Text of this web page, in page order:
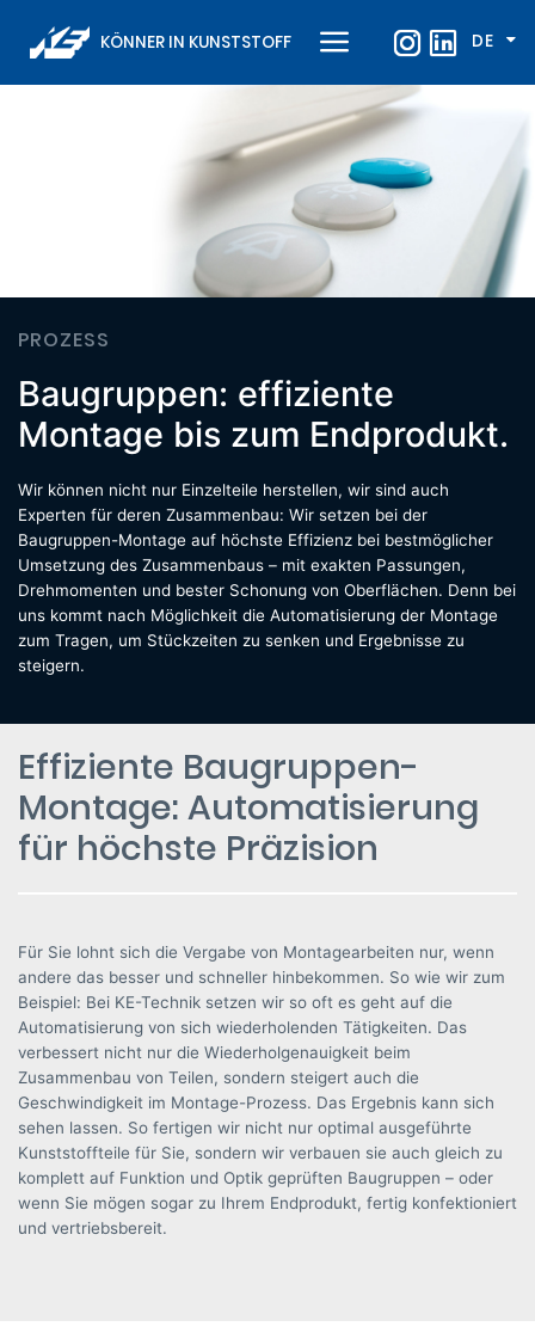
KÖNNER IN KUNSTSTOFF DE
PROZESS
Baugruppen: effiziente
Montage bis zum Endprodukt.
Wir können nicht nur Einzelteile herstellen, wir sind auch
Experten für deren Zusammenbau: Wir setzen bei der
Baugruppen-Montage auf höchste Effizienz bei bestmöglicher
Umsetzung des Zusammenbaus – mit exakten Passungen,
Drehmomenten und bester Schonung von Oberflächen. Denn bei
uns kommt nach Möglichkeit die Automatisierung der Montage
zum Tragen, um Stückzeiten zu senken und Ergebnisse zu
steigern.
Effiziente Baugruppen-
Montage: Automatisierung
für höchste Präzision
Für Sie lohnt sich die Vergabe von Montagearbeiten nur, wenn
andere das besser und schneller hinbekommen. So wie wir zum
Beispiel: Bei KE-Technik setzen wir so oft es geht auf die
Automatisierung von sich wiederholenden Tätigkeiten. Das
verbessert nicht nur die Wiederholgenauigkeit beim
Zusammenbau von Teilen, sondern steigert auch die
Geschwindigkeit im Montage-Prozess. Das Ergebnis kann sich
sehen lassen. So fertigen wir nicht nur optimal ausgeführte
Kunststoffteile für Sie, sondern wir verbauen sie auch gleich zu
komplett auf Funktion und Optik geprüften Baugruppen – oder
wenn Sie mögen sogar zu Ihrem Endprodukt, fertig konfektioniert
und vertriebsbereit.